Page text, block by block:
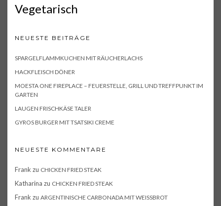
Vegetarisch
NEUESTE BEITRÄGE
SPARGELFLAMMKUCHEN MIT RÄUCHERLACHS
HACKFLEISCH DÖNER
MOESTA ONE FIREPLACE – FEUERSTELLE, GRILL UND TREFFPUNKT IM
GARTEN
LAUGEN FRISCHKÄSE TALER
GYROS BURGER MIT TSATSIKI CREME
NEUESTE KOMMENTARE
Frank zu CHICKEN FRIED STEAK
Katharina zu CHICKEN FRIED STEAK
Frank zu ARGENTINISCHE CARBONADA MIT WEISSBROT